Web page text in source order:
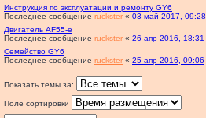
Инструкция по эксплуатации и ремонту GY6
Последнее сообщение ruckster « 03 май 2017, 09:28
Двигатель AF55-e
Последнее сообщение ruckster « 26 апр 2016, 18:31
Семейство GY6
Последнее сообщение ruckster « 25 апр 2016, 09:06
Показать темы за:
Поле сортировки